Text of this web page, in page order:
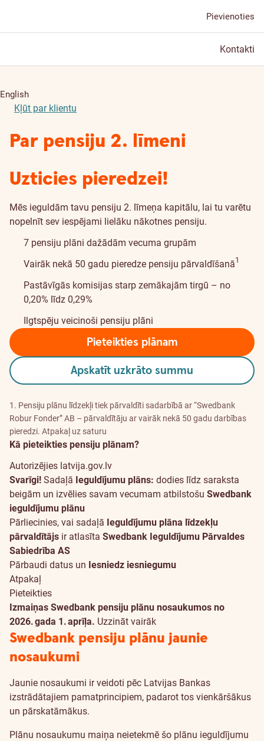
Pievienoties
Kontakti
English
Kļūt par klientu
Par pensiju 2. līmeni
Uzticies pieredzei!
Mēs ieguldām tavu pensiju 2. līmeņa kapitālu, lai tu varētu
nopelnīt sev iespējami lielāku nākotnes pensiju.
7 pensiju plāni dažādām vecuma grupām
Vairāk nekā 50 gadu pieredze pensiju pārvaldīšanā1
Pastāvīgās komisijas starp zemākajām tirgū – no
0,20% līdz 0,29%
Ilgtspēju veicinoši pensiju plāni
Pieteikties plānam
Apskatīt uzkrāto summu
1. Pensiju plānu līdzekļi tiek pārvaldīti sadarbībā ar “Swedbank
Robur Fonder” AB – pārvaldītāju ar vairāk nekā 50 gadu darbības
pieredzi. Atpakaļ uz saturu
Kā pieteikties pensiju plānam?
Autorizējies latvija.gov.lv
Svarīgi! Sadaļā Ieguldījumu plāns: dodies līdz saraksta
beigām un izvēlies savam vecumam atbilstošu Swedbank
ieguldījumu plānu
Pārliecinies, vai sadaļā Ieguldījumu plāna līdzekļu
pārvaldītājs ir atlasīta Swedbank Ieguldījumu Pārvaldes
Sabiedrība AS
Pārbaudi datus un Iesniedz iesniegumu
Atpakaļ
Pieteikties
Izmaiņas Swedbank pensiju plānu nosaukumos no
2026. gada 1. aprīļa. Uzzināt vairāk
Swedbank pensiju plānu jaunie
nosaukumi
Jaunie nosaukumi ir veidoti pēc Latvijas Bankas
izstrādātajiem pamatprincipiem, padarot tos vienkāršākus
un pārskatāmākus.
Plānu nosaukumu maiņa neietekmē šo plānu ieguldījumu